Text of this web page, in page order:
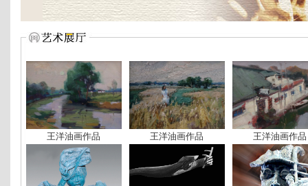
王洋油画作品 王洋油画作品 王洋油画作品